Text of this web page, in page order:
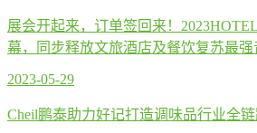
展会开起来，订单签回来！
幕，同步释放文旅酒店及餐饮复苏最强
2023-05-29
Cheil鹏泰助力好记打造调味品行业全